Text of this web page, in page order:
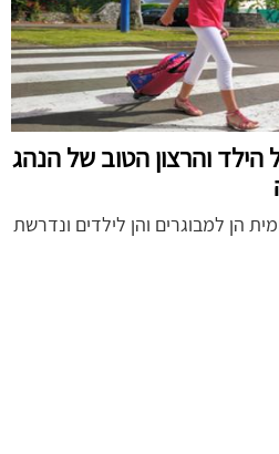
והרצון הטוב של הנהג
הן למבוגרים והן לילדים ונדרשת